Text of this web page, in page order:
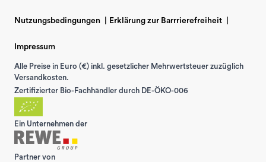
Nutzungsbedingungen Erklärung zur Barrrierefreiheit
Impressum
Alle Preise in Euro (€) inkl. gesetzlicher Mehrwertsteuer zuzüglich
Versandkosten.
Zertifizierter Bio-Fachhändler durch DE-ÖKO-006
Ein Unternehmen der
Partner von